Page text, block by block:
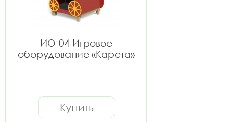
ИО-04 Игровое
оборудование «Карета»
Купить